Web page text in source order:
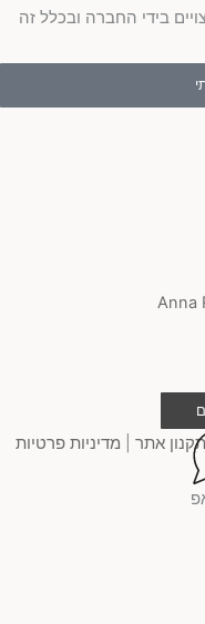
בידי החברה ובכלל זה
אתר| מדיניות פרטיות